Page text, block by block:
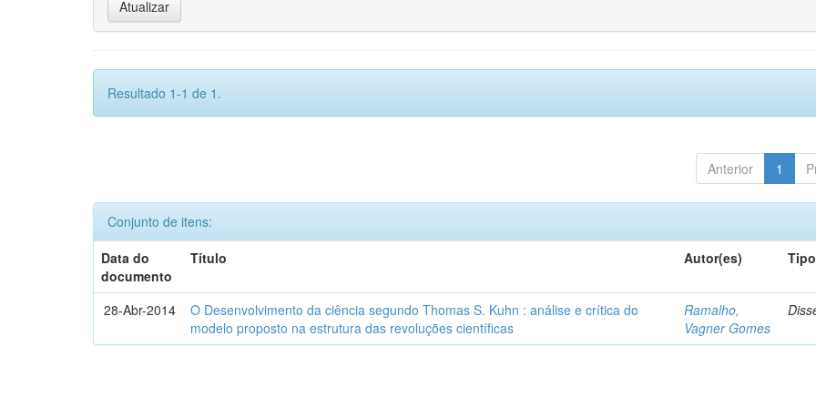
Resultado 1-1 de 1.
Anterior 1
Conjunto de itens:
Data do
documento
Título Autor(es) Tipo
28-Abr-2014
O Desenvolvimento da ciência segundo Thomas S. Kuhn : análise e crítica do
modelo proposto na estrutura das revoluções científicas
Ramalho,
Vagner Gomes